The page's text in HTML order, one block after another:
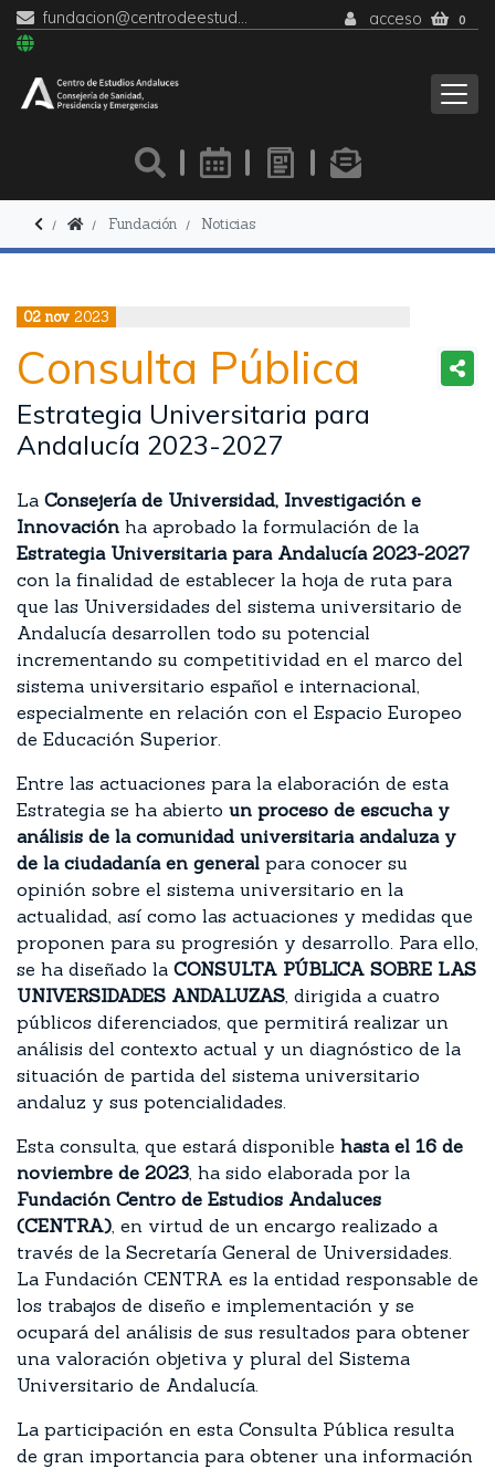
fundacion@centrodeestudiosandaluces.es acceso 0
Fundación Noticias
02 nov 2023
Consulta Pública
Estrategia Universitaria para
Andalucía 2023-2027
La Consejería de Universidad, Investigación e
Innovación ha aprobado la formulación de la
Estrategia Universitaria para Andalucía 2023-2027
con la finalidad de establecer la hoja de ruta para
que las Universidades del sistema universitario de
Andalucía desarrollen todo su potencial
incrementando su competitividad en el marco del
sistema universitario español e internacional,
especialmente en relación con el Espacio Europeo
de Educación Superior.
Entre las actuaciones para la elaboración de esta
Estrategia se ha abierto un proceso de escucha y
análisis de la comunidad universitaria andaluza y
de la ciudadanía en general para conocer su
opinión sobre el sistema universitario en la
actualidad, así como las actuaciones y medidas que
proponen para su progresión y desarrollo. Para ello,
se ha diseñado la CONSULTA PÚBLICA SOBRE LAS
UNIVERSIDADES ANDALUZAS, dirigida a cuatro
públicos diferenciados, que permitirá realizar un
análisis del contexto actual y un diagnóstico de la
situación de partida del sistema universitario
andaluz y sus potencialidades.
Esta consulta, que estará disponible hasta el 16 de
noviembre de 2023, ha sido elaborada por la
Fundación Centro de Estudios Andaluces
(CENTRA), en virtud de un encargo realizado a
través de la Secretaría General de Universidades.
La Fundación CENTRA es la entidad responsable de
los trabajos de diseño e implementación y se
ocupará del análisis de sus resultados para obtener
una valoración objetiva y plural del Sistema
Universitario de Andalucía.
La participación en esta Consulta Pública resulta
de gran importancia para obtener una información